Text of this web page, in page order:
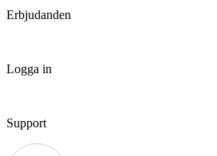
Erbjudanden
Logga in
Support